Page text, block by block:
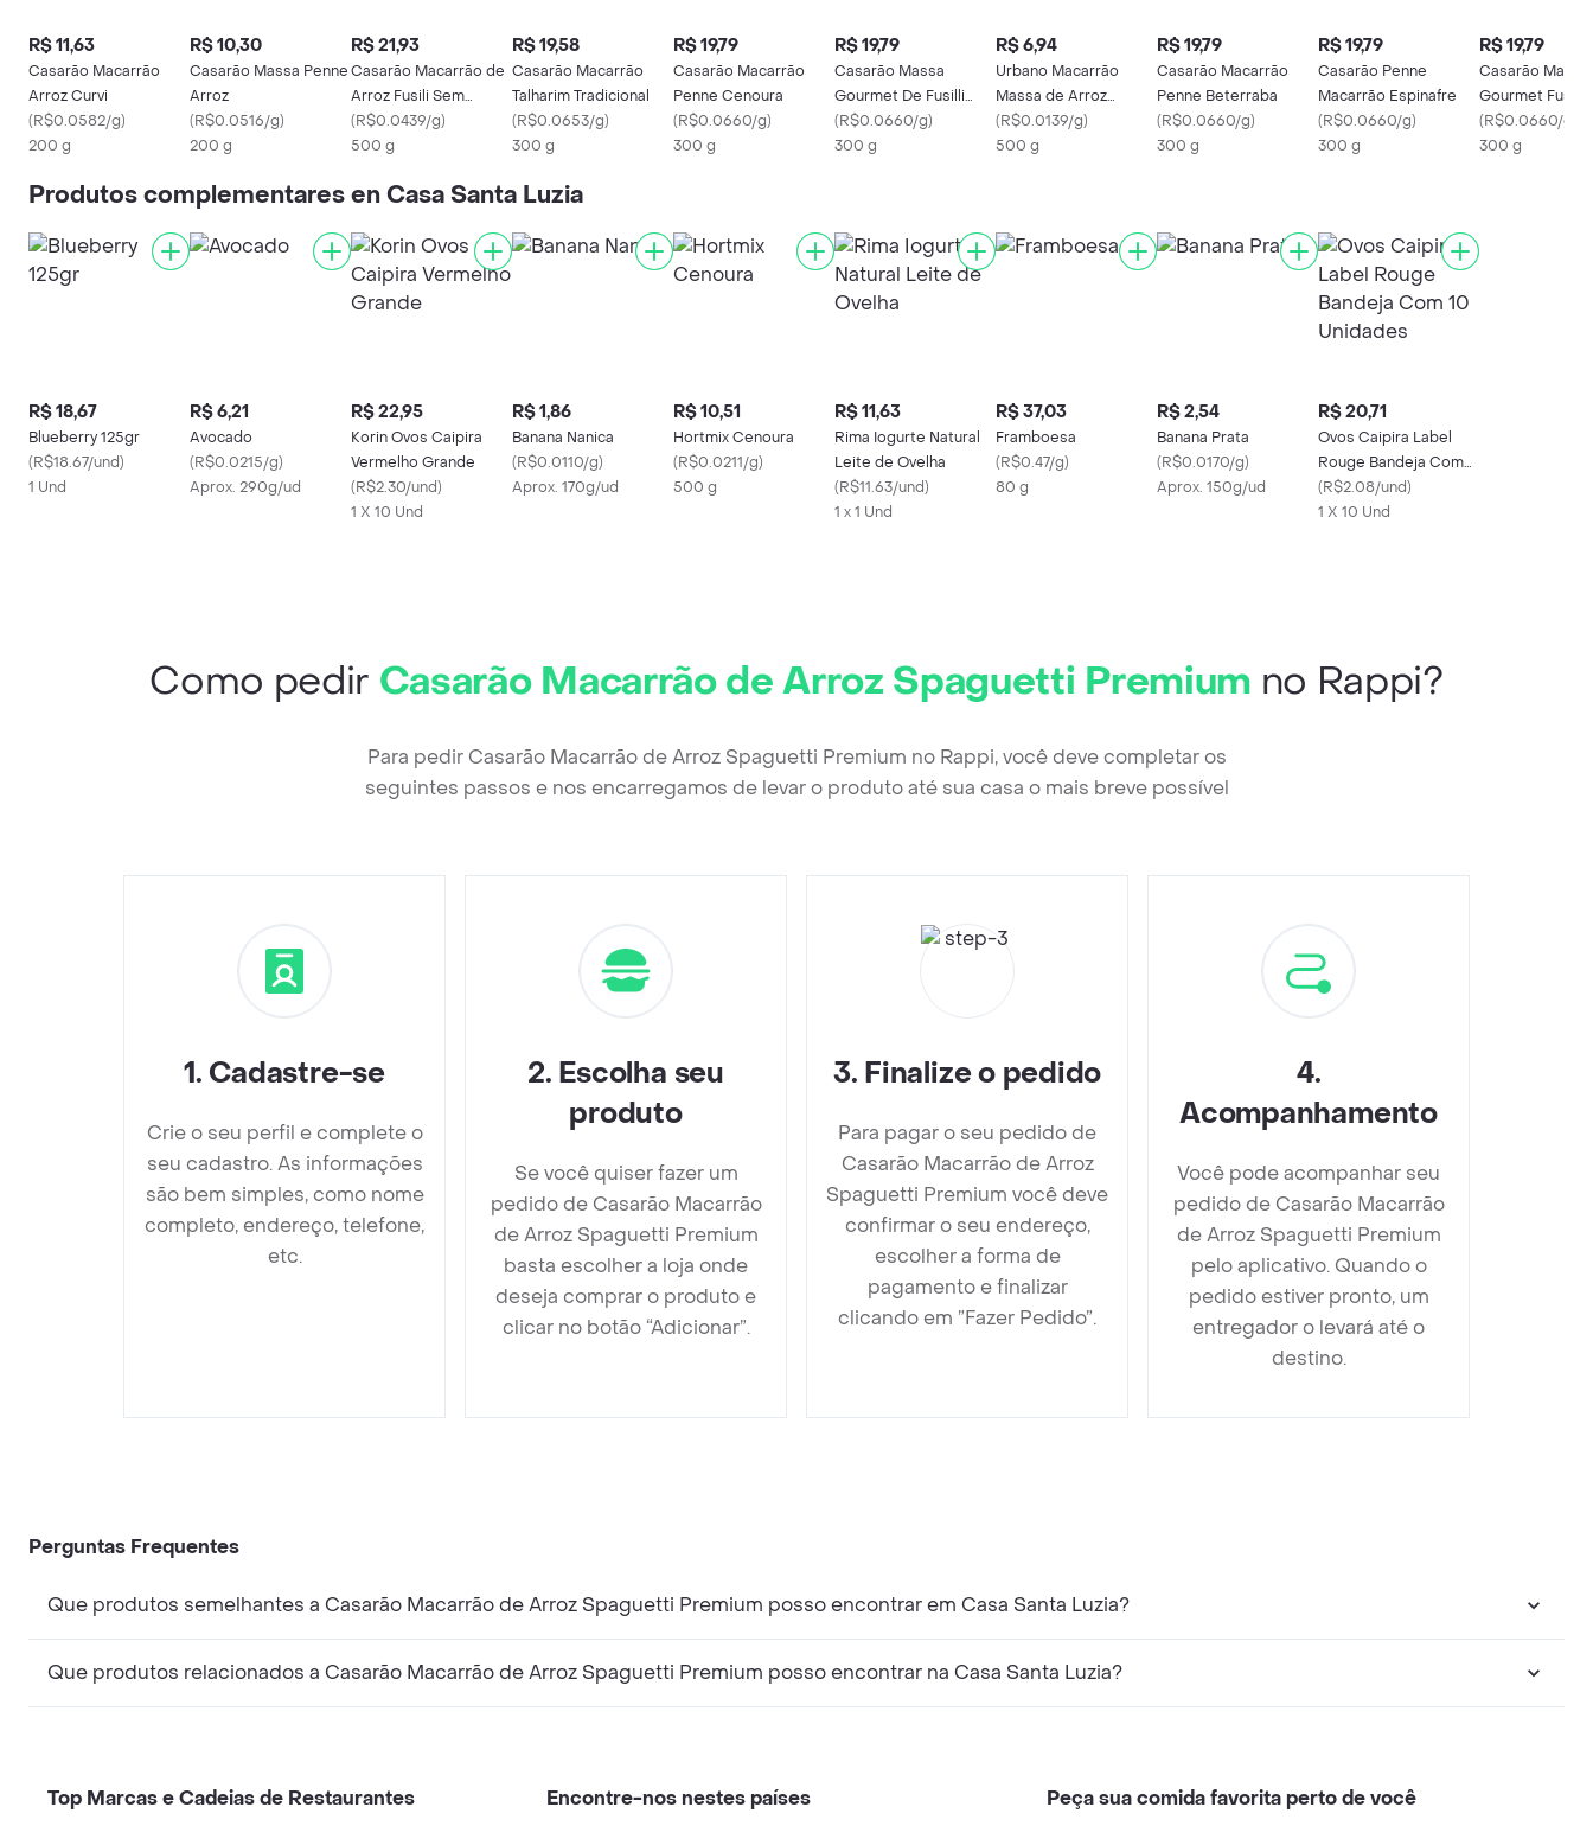
R$ 11,63
Casarão Macarrão
Arroz Curvi
(R$0.0582/g)
200 g
R$ 10,30
Casarão Massa Penne
Arroz
(R$0.0516/g)
200 g
R$ 21,93
Casarão Macarrão de
Arroz Fusili Sem
Glúten
(R$0.0439/g)
500 g
R$ 19,58
Casarão Macarrão
Talharim Tradicional
(R$0.0653/g)
300 g
R$ 19,79
Casarão Macarrão
Penne Cenoura
(R$0.0660/g)
300 g
R$ 19,79
Casarão Massa
Gourmet De Fusilli
com Espinafre
(R$0.0660/g)
300 g
R$ 6,94
Urbano Macarrão
Massa de Arroz
Integral
(R$0.0139/g)
500 g
R$ 19,79
Casarão Macarrão
Penne Beterraba
(R$0.0660/g)
300 g
R$ 19,79
Casarão Penne
Macarrão Espinafre
(R$0.0660/g)
300 g
R$ 19,79
Casarão Massa
Gourmet Fusilli
Cenoura
(R$0.0660/g
300 g
Produtos complementares en Casa Santa Luzia
R$ 18,67
Blueberry 125gr
(R$18.67/und)
1 Und
R$ 6,21
Avocado
(R$0.0215/g)
Aprox. 290g/ud
R$ 22,95
Korin Ovos Caipira
Vermelho Grande
(R$2.30/und)
1 X 10 Und
R$ 1,86
Banana Nanica
(R$0.0110/g)
Aprox. 170g/ud
R$ 10,51
Hortmix Cenoura
(R$0.0211/g)
500 g
R$ 11,63
Rima Iogurte Natural
Leite de Ovelha
(R$11.63/und)
1 x 1 Und
R$ 37,03
Framboesa
(R$0.47/g)
80 g
R$ 2,54
Banana Prata
(R$0.0170/g)
Aprox. 150g/ud
R$ 20,71
Ovos Caipira Label
Rouge Bandeja Com
10 Unidades
(R$2.08/und)
1 X 10 Und
Como pedir Casarão Macarrão de Arroz Spaguetti Premium no Rappi?
Para pedir Casarão Macarrão de Arroz Spaguetti Premium no Rappi, você deve completar os
seguintes passos e nos encarregamos de levar o produto até sua casa o mais breve possível
1. Cadastre-se
Crie o seu perfil e complete o
seu cadastro. As informações
são bem simples, como nome
completo, endereço, telefone,
etc.
2. Escolha seu
produto
Se você quiser fazer um
pedido de Casarão Macarrão
de Arroz Spaguetti Premium
basta escolher a loja onde
deseja comprar o produto e
clicar no botão “Adicionar”.
3. Finalize o pedido
Para pagar o seu pedido de
Casarão Macarrão de Arroz
Spaguetti Premium você deve
confirmar o seu endereço,
escolher a forma de
pagamento e finalizar
clicando em ”Fazer Pedido”.
4.
Acompanhamento
Você pode acompanhar seu
pedido de Casarão Macarrão
de Arroz Spaguetti Premium
pelo aplicativo. Quando o
pedido estiver pronto, um
entregador o levará até o
destino.
Perguntas Frequentes
Que produtos semelhantes a Casarão Macarrão de Arroz Spaguetti Premium posso encontrar em Casa Santa Luzia?
Que produtos relacionados a Casarão Macarrão de Arroz Spaguetti Premium posso encontrar na Casa Santa Luzia?
Top Marcas e Cadeias de Restaurantes Encontre-nos nestes países Peça sua comida favorita perto de você